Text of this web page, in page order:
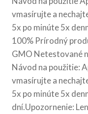
vmasírujte a
5x po minúte 5x
100% Prírodný
GMO Netestované
Návod na použitie:
vmasírujte a
5x po minúte 5x
dní.Upozornenie: